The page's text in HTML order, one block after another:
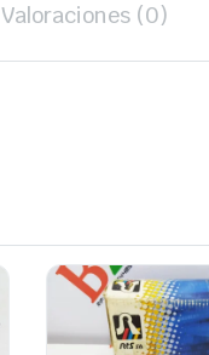
Valoraciones (0)